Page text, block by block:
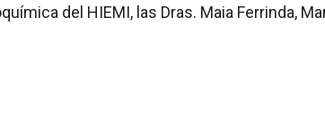
del HIEMI, las Dras. Maia Ferrinda,